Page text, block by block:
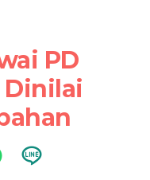
PD
Dinilai